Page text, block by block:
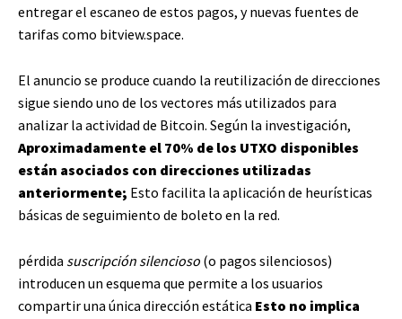
entregar el escaneo de estos pagos, y nuevas fuentes de
tarifas como bitview.space.
El anuncio se produce cuando la reutilización de direcciones
sigue siendo uno de los vectores más utilizados para
analizar la actividad de Bitcoin. Según la investigación,
Aproximadamente el 70% de los UTXO disponibles
están asociados con direcciones utilizadas
anteriormente; Esto facilita la aplicación de heurísticas
básicas de seguimiento de boleto en la red.
pérdida suscripción silencioso (o pagos silenciosos)
introducen un esquema que permite a los usuarios
compartir una única dirección estática Esto no implica